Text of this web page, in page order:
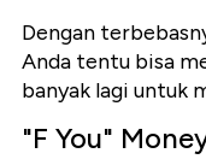
Dengan
Anda tentu bisa
banyak lagi untuk
"F You"